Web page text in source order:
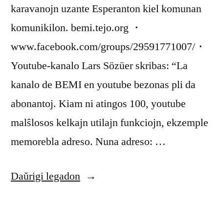
karavanojn uzante Esperanton kiel komunan
komunikilon. bemi.tejo.org ・
www.facebook.com/groups/29591771007/・
Youtube-kanalo Lars Sözüer skribas: “La
kanalo de BEMI en youtube bezonas pli da
abonantoj. Kiam ni atingos 100, youtube
malŝlosos kelkajn utilajn funkciojn, ekzemple
memorebla adreso. Nuna adreso: …
Daŭrigi legadon“BEMI